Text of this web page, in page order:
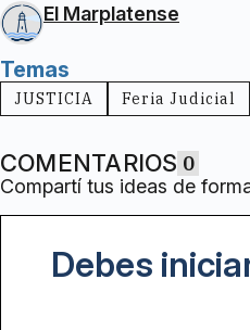
El Marplatense
Temas
JUSTICIA Feria Judicial
COMENTARIOS 0
Compartí tus ideas de
Debes